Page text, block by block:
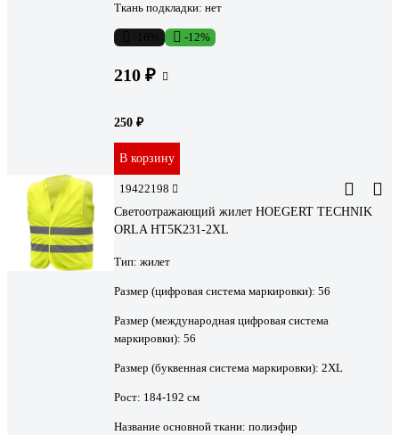
Ткань подкладки: нет
-12%
210 ₽
250 ₽
В корзину
19422198
Светоотражающий жилет HOEGERT TECHNIK
ORLA HT5K231-2XL
Тип: жилет
Размер (цифровая система маркировки): 56
Размер (международная цифровая система
маркировки): 56
Размер (буквенная система маркировки): 2XL
Рост: 184-192 см
Название основной ткани: полиэфир